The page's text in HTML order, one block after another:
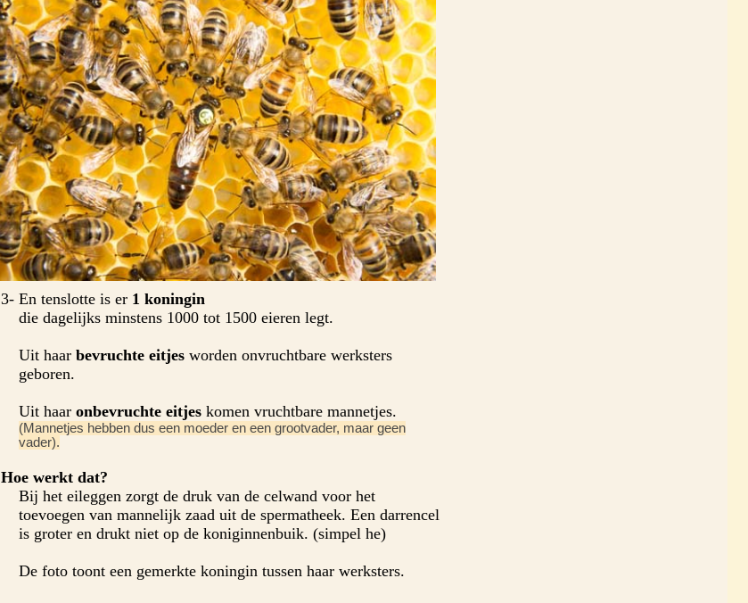
3- En tenslotte is er 1 koningin
die dagelijks minstens 1000 tot 1500 eieren legt.
Uit haar bevruchte eitjes worden onvruchtbare werksters
geboren.
Uit haar onbevruchte eitjes komen vruchtbare mannetjes.
(Mannetjes hebben dus een moeder en een grootvader, maar geen
vader).
Hoe werkt dat?
Bij het eileggen zorgt de druk van de celwand voor het
toevoegen van mannelijk zaad uit de spermatheek. Een darrencel
is groter en drukt niet op de koniginnenbuik. (simpel he)
De foto toont een gemerkte koningin tussen haar werksters.